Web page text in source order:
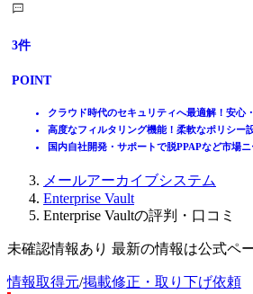
動画で学ぶ
IT製品比較TOP
メールアーカイブシステム
Enterprise Vault
Enterprise Vaultの評判・口コミ
未確認情報あり 最新の情報は公式ペ
情報取得元/掲載修正・取り下げ依頼
35件
POINT
お客様のメール環境に応じた導入・運用が可
送受信メールを国内データセンターのストレ
メール本文を含めた高速全文検索に対応
3件
POINT
クラウド時代のセキュリティへ最適解！安心
高度なフィルタリング機能！柔軟なポリシー
国内自社開発・サポートで脱PPAPなど市場